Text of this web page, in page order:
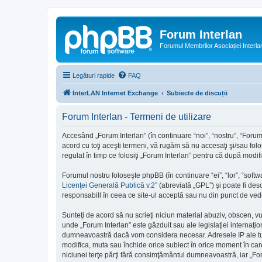
Forum Interlan
Forumul Membrilor Asociației
Legături rapide FAQ
InterLAN Internet Exchange Subiecte de discuții
Forum Interlan - Termeni de utilizare
Accesând „Forum Interlan” (în continuare “noi”, “nostru”,
acord cu toţi aceşti termeni, vă rugăm să nu accesaţi şi/sau
regulat în timp ce folosiţi „Forum Interlan” pentru că după
Forumul nostru foloseşte phpBB (în continuare “ei”, “lor”,
Licenţei Generală Publică v.2” (abreviată „GPL”) şi poate fi
responsabill în ceea ce site-ul acceptă sau nu din punct de
Sunteţi de acord să nu scrieţi niciun material abuziv, obscen,
unde „Forum Interlan” este găzduit sau ale legislaţiei
dumneavoastră dacă vom considera necesar. Adresele IP ale
modifica, muta sau închide orice subiect în orice moment în
niciunei terţe părţi fără consimţământul dumneavoastră, iar